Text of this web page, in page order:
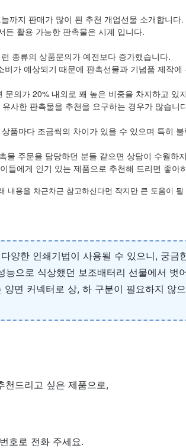
까지 판매가 많이 된 추천 개업선물 소개합니다.
든 활용 가능한 판촉물은 시계 입니다.
종류의 상품문의가 예전보다 증가했습니다.
가 예상되기 때문에 판촉선물과 기념품 제작
문의가 20% 내외로 꽤 높은 비중을 차지하고 있
사한 판촉물을 추천을 요구하는 경우가 많습니
품마다 조금씩의 차이가 있을 수 있으며 특히
물 주문을 담당하던 분들 같으면 상담이 수월하
들에게 인기 있는 제품으로 추천해 드리면 좋아
내용을 차근차근 참고하신다면 작지만 큰 도움이
양한 인쇄기법이 사용될 수 있으니, 궁
으로 식상했던 보조배터리 선물에서 벗
면 커넥터로 상, 하 구분이 필요하지 않
드리고 싶은 제품으로,
호로 전화 주세요.